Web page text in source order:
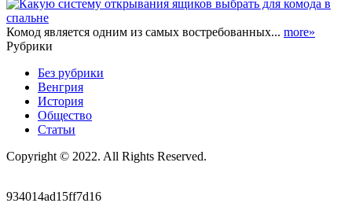
Комод является одним из самых востребованных... more»
Рубрики
Без рубрики
Венгрия
История
Общество
Статьи
Copyright © 2022. All Rights Reserved.
934014ad15ff7d16